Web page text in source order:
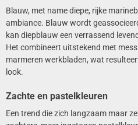
Blauw, met name diepe, rijke
ambiance. Blauw wordt
kan diepblauw een verrassend
Het combineert uitstekend met
marmeren werkbladen, wat
look.
Zachte en pastelkleuren
Een trend die zich langzaam maar